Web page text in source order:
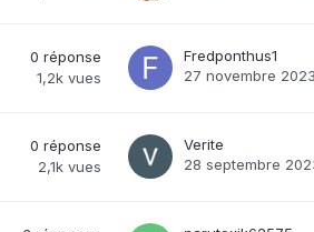
0 réponse
1,2k vues
Fredponthus1
27 novembre
0 réponse
2,1k vues
Verite
28 septembre